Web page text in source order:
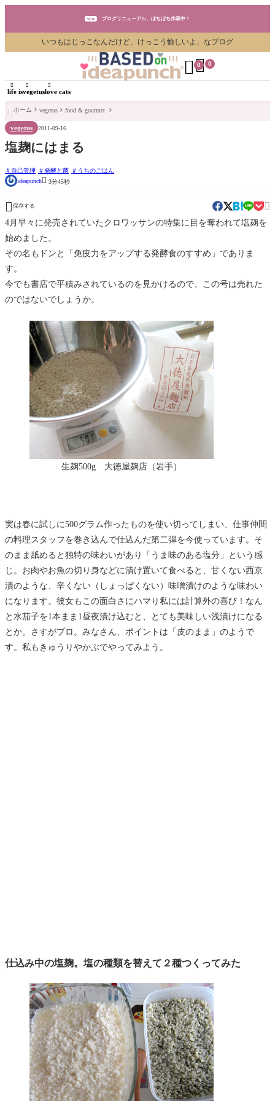
NEW ブログリニューアル、ぼちぼち作業中！
ブログリニューアル、ぼちぼち作業中！
ブログリニューアル、ぼちぼち作業中！
いつもはじっこなんだけど、けっこう愉しいよ、なブログ

life is

vegetus

love cats
 0
 0
 ホーム vegetus food & gourmet
vegetus 2011-09-16
塩麹にはまる
自己管理 発酵と菌
うちのごはん
ideapunch 3分45秒
 保存する 
4月早々に発売されていたクロワッサンの特集に目を奪われて塩麹を
始めました。
その名もドンと「免疫力をアップする発酵食のすすめ」でありま
す。
今でも書店で平積みされているのを見かけるので、この号は売れた
のではないでしょうか。
生麹500g 大徳屋麹店（岩手）
実は春に試しに500グラム作ったものを使い切ってしまい、仕事仲間
の料理スタッフを巻き込んで仕込んだ第二弾を今使っています。そ
のまま舐めると独特の味わいがあり「うま味のある塩分」という感
じ。お肉やお魚の切り身などに漬け置いて食べると、甘くない西京
漬のような、辛くない（しょっぱくない）味噌漬けのような味わい
になります。彼女もこの面白さにハマり私には計算外の喜び！なん
と水茄子を1本まま1昼夜漬け込むと、とても美味しい浅漬けになる
とか。さすがプロ。みなさん、ポイントは「皮のまま」のようで
す。私もきゅうりやかぶでやってみよう。
仕込み中の塩麹。塩の種類を替えて２種つくってみた